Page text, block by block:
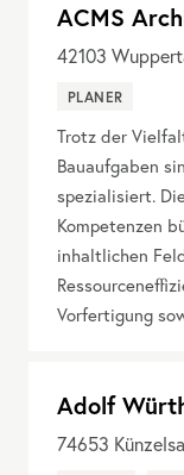
ACMS
42103
PLANER
Trotz der
Bauaufgaben
spezialisiert.
Kompetenzen
inhaltlichen
Vorfertigung
Adolf
74653